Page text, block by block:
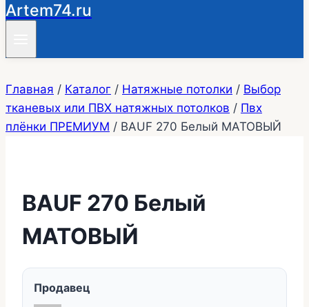
Artem74.ru
Главная / Каталог / Натяжные потолки / Выбор
тканевых или ПВХ натяжных потолков / Пвх
плёнки ПРЕМИУМ / BAUF 270 Белый МАТОВЫЙ
BAUF 270 Белый
МАТОВЫЙ
Продавец